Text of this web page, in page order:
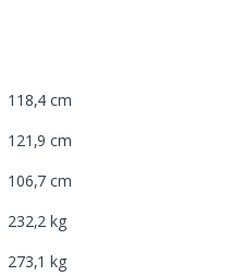
118,4 cm
121,9 cm
106,7 cm
232,2 kg
273,1 kg